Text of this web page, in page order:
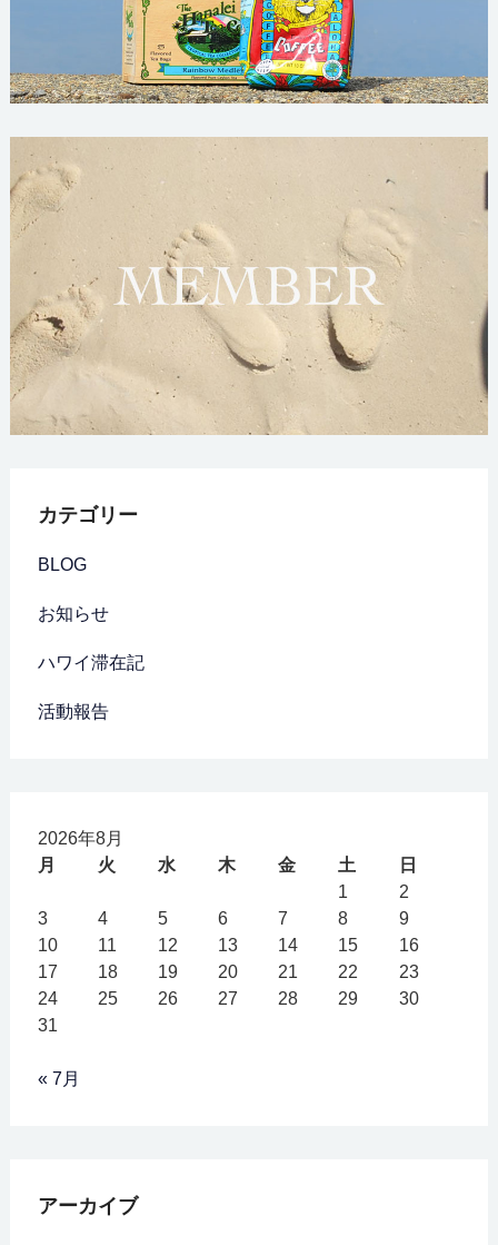
カテゴリー
BLOG
お知らせ
ハワイ滞在記
活動報告
2026年8月
月
火 水 木 金 土
日
1
2
3
4 5 6 7 8
9
10
11 12 13 14 15
16
17
18 19 20 21 22
23
24
25 26 27 28 29
30
31
« 7月
アーカイブ